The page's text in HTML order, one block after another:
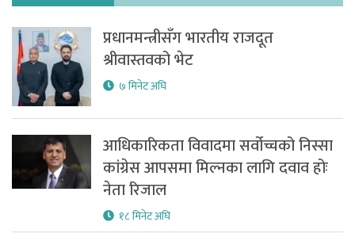
प्रधानमन्त्रीसँग भारतीय राजदूत
श्रीवास्तवको भेट
७ मिनेट अघि
आधिकारिकता विवादमा सर्वोच्चको निस्सा
कांग्रेस आपसमा मिल्नका लागि दवाव होः
नेता रिजाल
१८ मिनेट अघि